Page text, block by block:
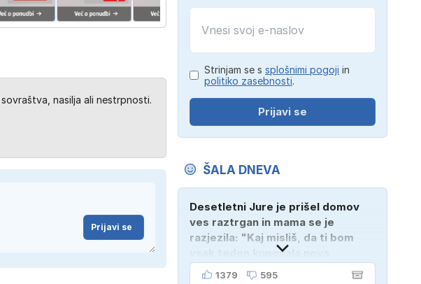
nasilja ali nestrpnosti.
Prijavi se
Strinjam se s splošnimi pogoji in
politiko zasebnosti.
Prijavi se
ŠALA DNEVA
Desetletni Jure je prišel domov
ves raztrgan in mama se je
razjezila: "Kaj misliš, da ti bom
vsak teden kupovala nova
oblačila?" "Bodi vesela, da je
1379 595